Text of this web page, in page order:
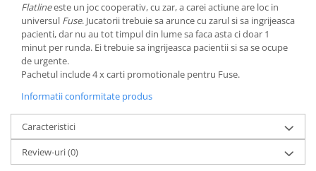
Pokemon
One Piece
Lord of The Rings
Naruto Shippuden
Sailor Moon
Harry Potter
Star Trek
Fallout
Flatlineeste un joc cooperativ, cu zar, a carei actiune are loc in
universul Fuse. Jucatorii trebuie sa arunce cu zarul si sa ingrijeasca
pacienti, dar nu au tot timpul din lume sa faca asta ci doar 1
minut per runda. Ei trebuie sa ingrijeasca pacientii si sa se ocupe
de urgente.
Pachetul include 4 x carti promotionale pentru Fuse.
Informatii conformitate produs
Caracteristici
Review-uri(0)